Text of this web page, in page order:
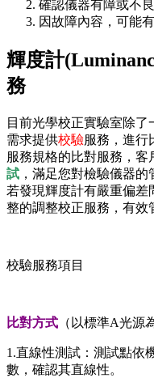
確認儀器有障或不
因故障內容，可能
輝度計
務
目前光學校正實驗室除了
需求提供校驗服務，進行
服務規格的比對服務，客
試 ，滿足您對檢驗儀器
若發現輝度計有嚴重偏
整的調整校正服務，有效
校驗服務項目
比對方式 （以標準A光源
1.直線性測試：測試點依
數，確認其直線性。